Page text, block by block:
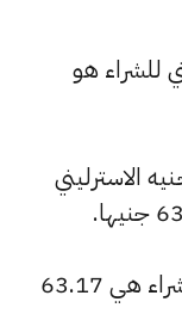
للشراء هو
الاسترليني
بنك البركة: قيمة الجنيه الاسترليني للشراء هي 63.17